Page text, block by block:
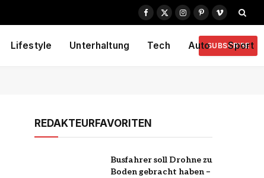
Facebook
X
Instagram
PinterestVimeo
Lifestyle Unterhaltung Tech Auto Sport
SUBSCRIBE
REDAKTEURFAVORITEN
Busfahrer soll Drohne zu
Boden gebracht haben –